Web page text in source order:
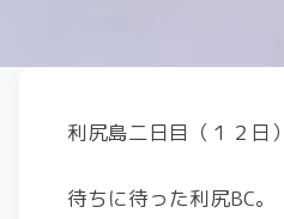
利尻島二日目（１２日）
待ちに待った利尻BC。